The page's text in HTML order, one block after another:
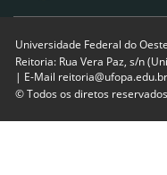
Universidade Federal do
Reitoria: Rua Vera Paz, s/n
| E-Mail
© Todos os diretos